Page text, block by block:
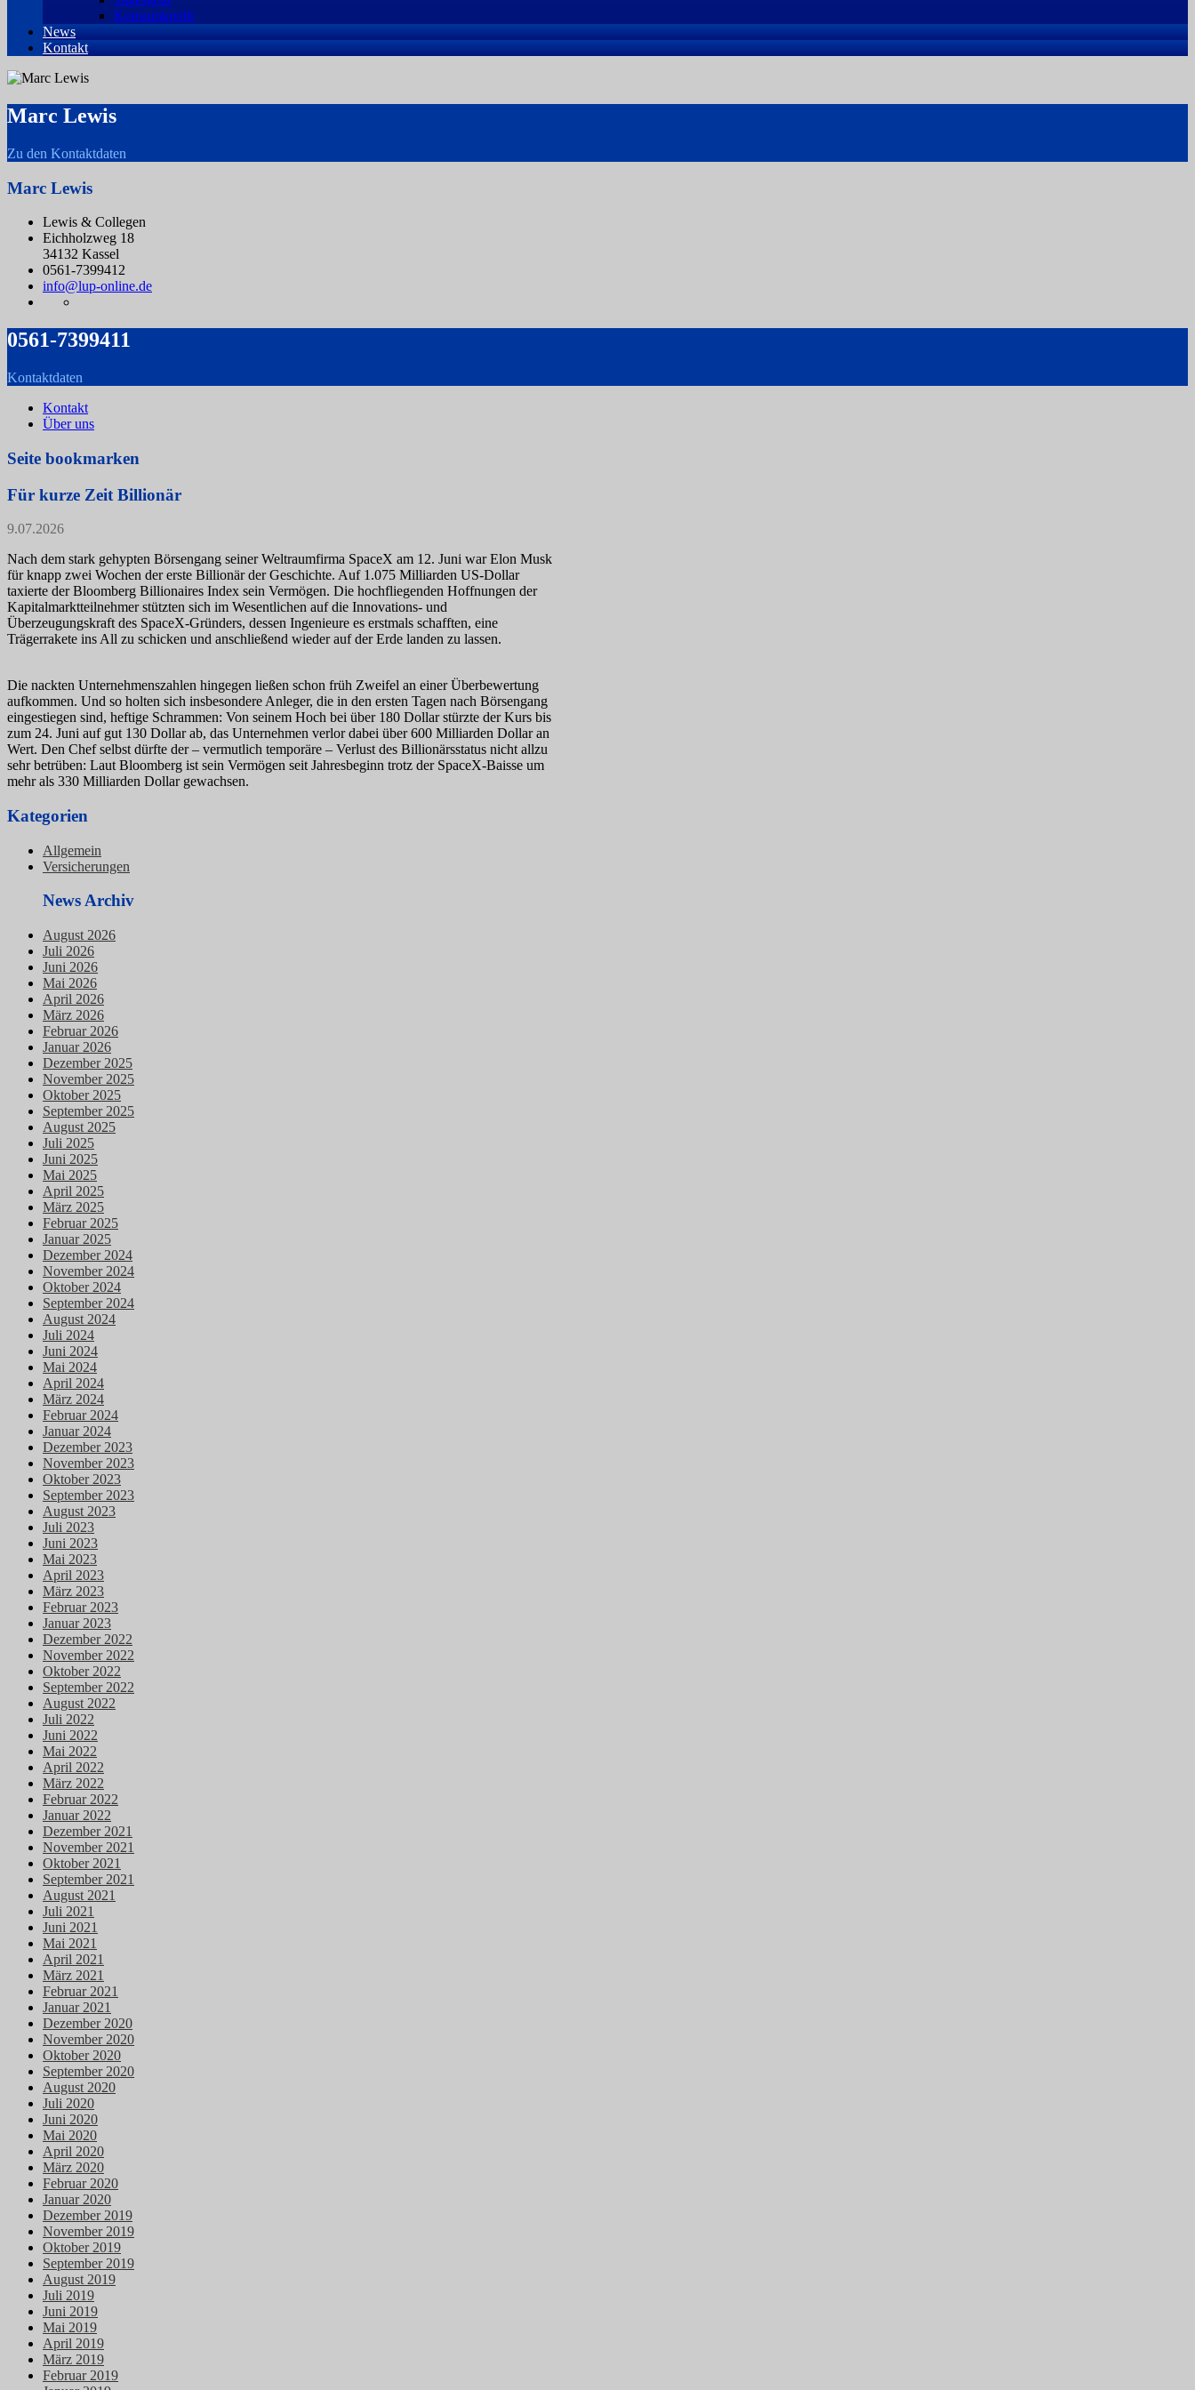
Konsumkredit
News
Kontakt
Marc Lewis
Zu den Kontaktdaten
Marc Lewis
Lewis & Collegen
Eichholzweg 18
34132 Kassel
0561-7399412
info@lup-online.de
0561-7399411
Kontaktdaten
Kontakt
Über uns
Seite bookmarken
Für kurze Zeit Billionär
9.07.2026
Nach dem stark gehypten Börsengang seiner Weltraumfirma SpaceX am 12. Juni war Elon Musk
für knapp zwei Wochen der erste Billionär der Geschichte. Auf 1.075 Milliarden US-Dollar
taxierte der Bloomberg Billionaires Index sein Vermögen. Die hochfliegenden Hoffnungen der
Kapitalmarktteilnehmer stützten sich im Wesentlichen auf die Innovations- und
Überzeugungskraft des SpaceX-Gründers, dessen Ingenieure es erstmals schafften, eine
Trägerrakete ins All zu schicken und anschließend wieder auf der Erde landen zu lassen.
Die nackten Unternehmenszahlen hingegen ließen schon früh Zweifel an einer Überbewertung
aufkommen. Und so holten sich insbesondere Anleger, die in den ersten Tagen nach Börsengang
eingestiegen sind, heftige Schrammen: Von seinem Hoch bei über 180 Dollar stürzte der Kurs bis
zum 24. Juni auf gut 130 Dollar ab, das Unternehmen verlor dabei über 600 Milliarden Dollar an
Wert. Den Chef selbst dürfte der – vermutlich temporäre – Verlust des Billionärsstatus nicht allzu
sehr betrüben: Laut Bloomberg ist sein Vermögen seit Jahresbeginn trotz der SpaceX-Baisse um
mehr als 330 Milliarden Dollar gewachsen.
Kategorien
Allgemein
Versicherungen
News Archiv
August 2026
Juli 2026
Juni 2026
Mai 2026
April 2026
März 2026
Februar 2026
Januar 2026
Dezember 2025
November 2025
Oktober 2025
September 2025
August 2025
Juli 2025
Juni 2025
Mai 2025
April 2025
März 2025
Februar 2025
Januar 2025
Dezember 2024
November 2024
Oktober 2024
September 2024
August 2024
Juli 2024
Juni 2024
Mai 2024
April 2024
März 2024
Februar 2024
Januar 2024
Dezember 2023
November 2023
Oktober 2023
September 2023
August 2023
Juli 2023
Juni 2023
Mai 2023
April 2023
März 2023
Februar 2023
Januar 2023
Dezember 2022
November 2022
Oktober 2022
September 2022
August 2022
Juli 2022
Juni 2022
Mai 2022
April 2022
März 2022
Februar 2022
Januar 2022
Dezember 2021
November 2021
Oktober 2021
September 2021
August 2021
Juli 2021
Juni 2021
Mai 2021
April 2021
März 2021
Februar 2021
Januar 2021
Dezember 2020
November 2020
Oktober 2020
September 2020
August 2020
Juli 2020
Juni 2020
Mai 2020
April 2020
März 2020
Februar 2020
Januar 2020
Dezember 2019
November 2019
Oktober 2019
September 2019
August 2019
Juli 2019
Juni 2019
Mai 2019
April 2019
März 2019
Februar 2019